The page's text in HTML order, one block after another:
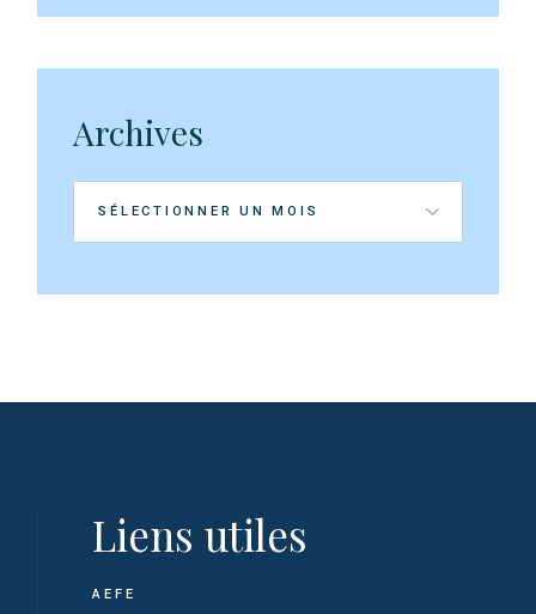
Archives
Archives
Liens utiles
AEFE